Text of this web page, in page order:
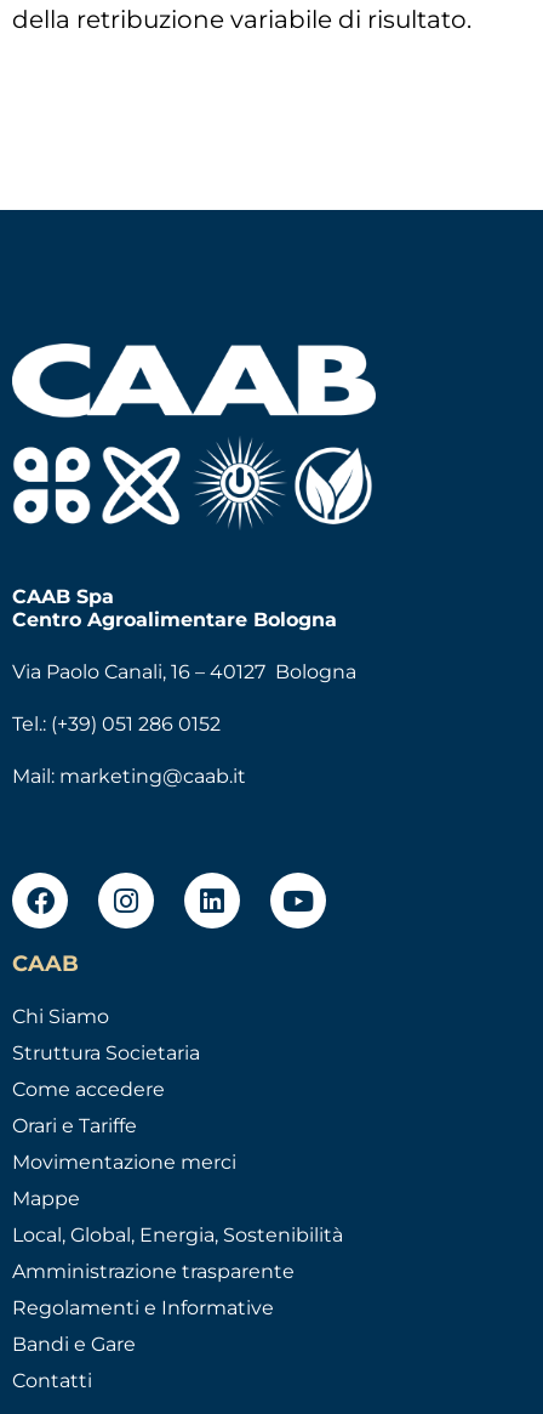
della retribuzione variabile di risultato.
CAAB Spa
Centro Agroalimentare Bologna
Via Paolo Canali, 16 – 40127 Bologna
Tel.: (+39) 051 286 0152
Mail: marketing@caab.it
CAAB
Chi Siamo
Struttura Societaria
Come accedere
Orari e Tariffe
Movimentazione merci
Mappe
Local, Global, Energia, Sostenibilità
Amministrazione trasparente
Regolamenti e Informative
Bandi e Gare
Contatti